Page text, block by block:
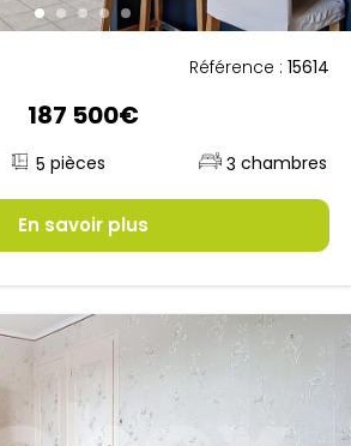
Référence :15614
187 500€
5 3
En savoir plus